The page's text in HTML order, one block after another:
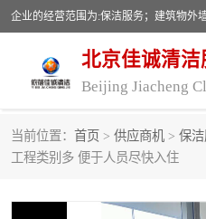
北京佳诚清洁
Beijing Jiacheng
当前位置： 首页 > 供应商机 > 保
工程类别多 便于人员尽快入住
外墙清洗
开荒保洁